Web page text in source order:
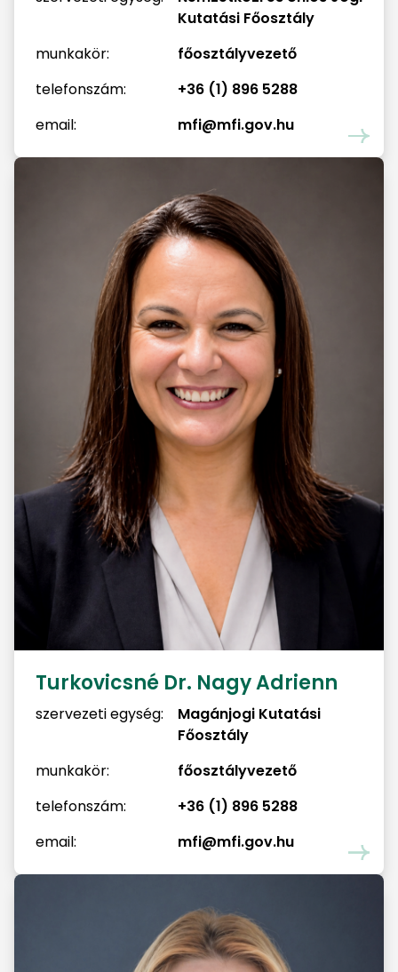
Kutatási Főosztály
munkakör:
főosztályvezető
telefonszám:
+36 (1) 896 5288
email:
mfi@mfi.gov.hu
Turkovicsné Dr. Nagy Adrienn
szervezeti egység:
Magánjogi Kutatási
Főosztály
munkakör:
főosztályvezető
telefonszám:
+36 (1) 896 5288
email:
mfi@mfi.gov.hu